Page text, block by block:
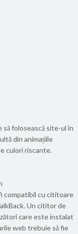
folosească site-ul în
din animațiile
culori riscante.
compatibil cu cititoare
Un cititor de
care este instalat
web trebuie să fie